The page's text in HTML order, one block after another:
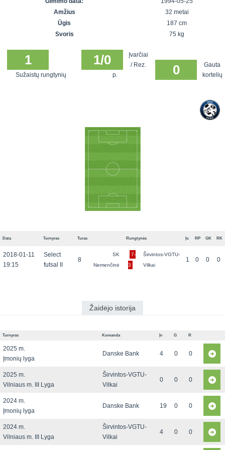
SFL rudens
Snaigės taurė
čempionatas
Vilnius
Amžius
32 metai
Ūgis
187 cm
Svoris
75 kg
1
Sužaistų rungtynių
1/0
Įvarčiai
/ Rez.
p.
0
Gauta
kortelių
Data Turnyras Turas Rungtynės Įv. RP GK RK
2018-01-11
19:15
Select
futsal II
8
SK
Nemenčinė
7-
3
Širvintos-VGTU-
Vilkai
1 0 0 0
Žaidėjo istorija
Turnyras Komanda Įv G R
2025 m.
Įmonių lyga
Danske Bank 4 0 0
2025 m.
Vilniaus m. III Lyga
Širvintos-VGTU-
Vilkai
0 0 0
2024 m.
Įmonių lyga
Danske Bank 19 0 0
2024 m.
Vilniaus m. III Lyga
Širvintos-VGTU-
Vilkai
4 0 0